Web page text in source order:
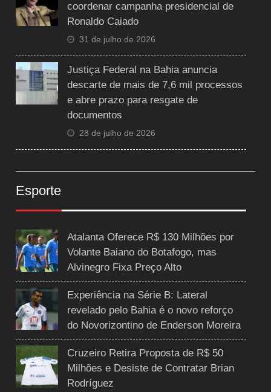
coordenar campanha presidencial de
Ronaldo Caiado
31 de julho de 2026
Justiça Federal na Bahia anuncia
descarte de mais de 7,6 mil processos
e abre prazo para resgate de
documentos
28 de julho de 2026
Esporte
Atalanta Oferece R$ 130 Milhões por
Volante Baiano do Botafogo, mas
Alvinegro Fixa Preço Alto
Experiência na Série B: Lateral
revelado pelo Bahia é o novo reforço
do Novorizontino de Enderson Moreira
Cruzeiro Retira Proposta de R$ 50
Milhões e Desiste de Contratar Brian
Rodríguez